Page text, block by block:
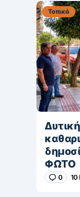
Τοπικά
ΦΩΤΟ
0 10